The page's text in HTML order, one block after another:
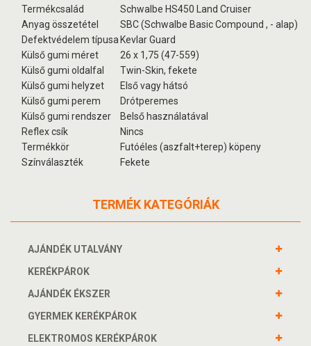
Termékcsalád
Schwalbe HS450 Land Cruiser
Anyag összetétel
SBC (Schwalbe Basic Compound , - alap)
Defektvédelem típusa Kevlar Guard
Külső gumi méret
26 x 1,75 (47-559)
Külső gumi oldalfal
Twin-Skin, fekete
Külső gumi helyzet
Első vagy hátsó
Külső gumi perem
Drótperemes
Külső gumi rendszer
Belső használatával
Reflex csík
Nincs
Termékkör
Futóéles (aszfalt+terep) köpeny
Színválaszték
Fekete
TERMÉK KATEGÓRIÁK
AJÁNDÉK UTALVÁNY
KERÉKPÁROK
AJÁNDÉK ÉKSZER
GYERMEK KERÉKPÁROK
ELEKTROMOS KERÉKPÁROK